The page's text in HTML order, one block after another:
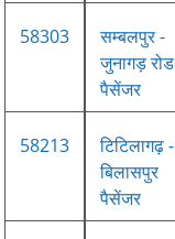
58303
सम्बलपुर -
जुनागड़ रोड
पैसेंजर
58213
टिटिलागढ़ -
बिलासपुर
पैसेंजर